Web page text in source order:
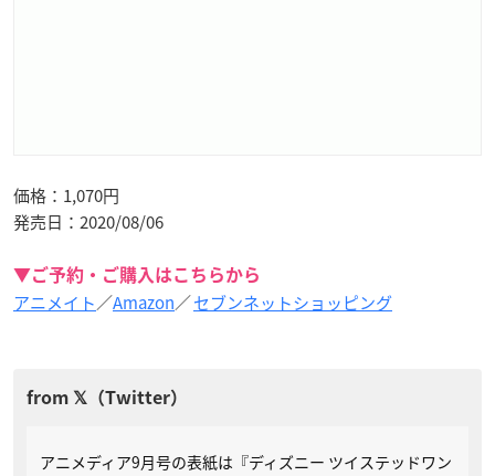
価格：1,070円
発売日：2020/08/06
▼ご予約・ご購入はこちらから
アニメイト／Amazon／セブンネットショッピング
アニメディア9月号の表紙は『ディズニー ツイステッドワン